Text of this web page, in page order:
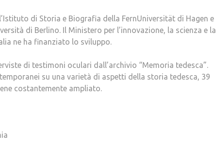
di Storia e Biografia della FernUniversität di Hagen e
di Berlino. Il Ministero per l’innovazione, la scienza e la
ne ha finanziato lo sviluppo.
di testimoni oculari dall’archivio “Memoria tedesca”.
su una varietà di aspetti della storia tedesca, 39
costantemente ampliato.